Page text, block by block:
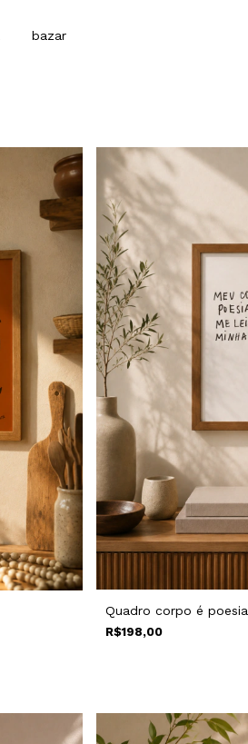
bazar
Quadro corpo é poesia
R$198,00